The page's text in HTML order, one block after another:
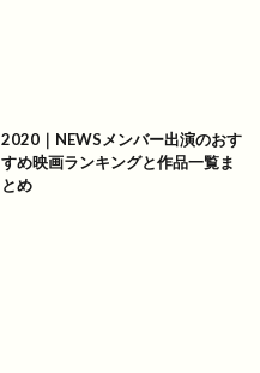
2020｜NEWSメンバー出演のおす
すめ映画ランキングと作品一覧ま
とめ